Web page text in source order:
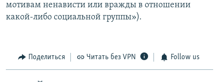
мотивам ненависти или вражды в отношении
какой-либо социальной группы»).
Поделиться Читать без VPN Follow us